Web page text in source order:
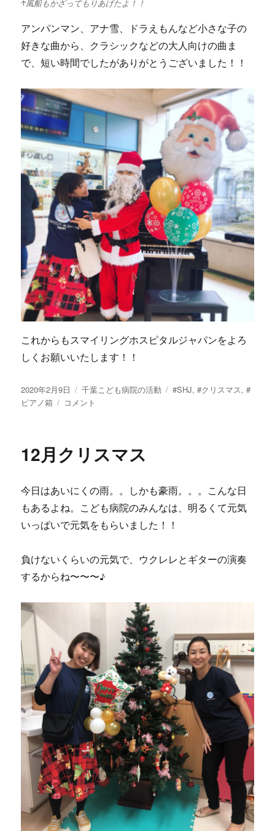
↑風船もかざってもりあげたよ！！
アンパンマン、アナ雪、ドラえもんなど小さな子の
好きな曲から、クラシックなどの大人向けの曲ま
で、短い時間でしたがありがとうございました！！
これからもスマイリングホスピタルジャパンをよろ
しくお願いいたします！！
投
稿
2020年2月9日
カ
テ
千葉こども病院の活動
タ
#SHJ,#クリスマス,#
ピアノ箱
12
ビ
ン
サ
ー
ト
コメント
12月クリスマス
今日はあいにくの雨。。しかも豪雨。。。こんな日
もあるよね。こども病院のみんなは、明るくて元気
いっぱいで元気をもらいました！！
負けないくらいの元気で、ウクレレとギターの演奏
するからね〜〜〜♪